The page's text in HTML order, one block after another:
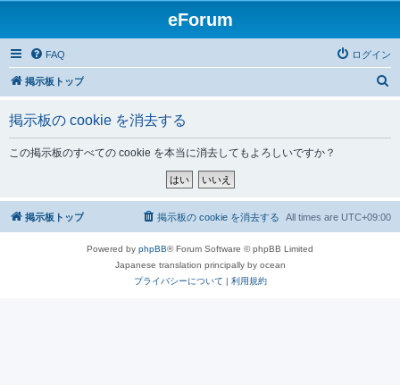
eForum
FAQ ログイン
掲示板トップ
掲示板の cookie を消去する
この掲示板のすべての cookie を本当に消去してもよろしいですか？
掲示板トップ All times are UTC+09:00
掲示板の cookie を消去する
Powered by phpBB® Forum Software © phpBB Limited
Japanese translation principally by ocean
プライバシーについて | 利用規約